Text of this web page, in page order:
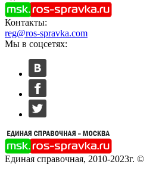
Контакты:
reg@ros-spravka.com
Мы в соцсетях:
Единая справочная, 2010-2023г. ©